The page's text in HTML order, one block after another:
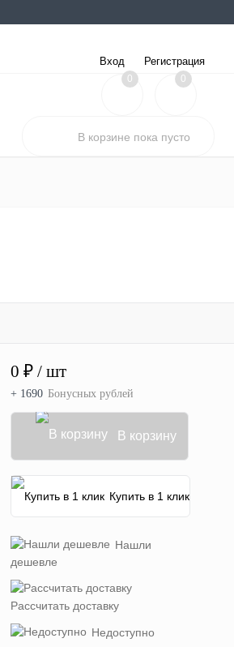
Вход Регистрация
0 0
В корзине пока пусто
0 ₽ / шт
+ 1690 Бонусных рублей
В корзину
Купить в 1 клик
Нашли
дешевле
Рассчитать доставку
Недоступно